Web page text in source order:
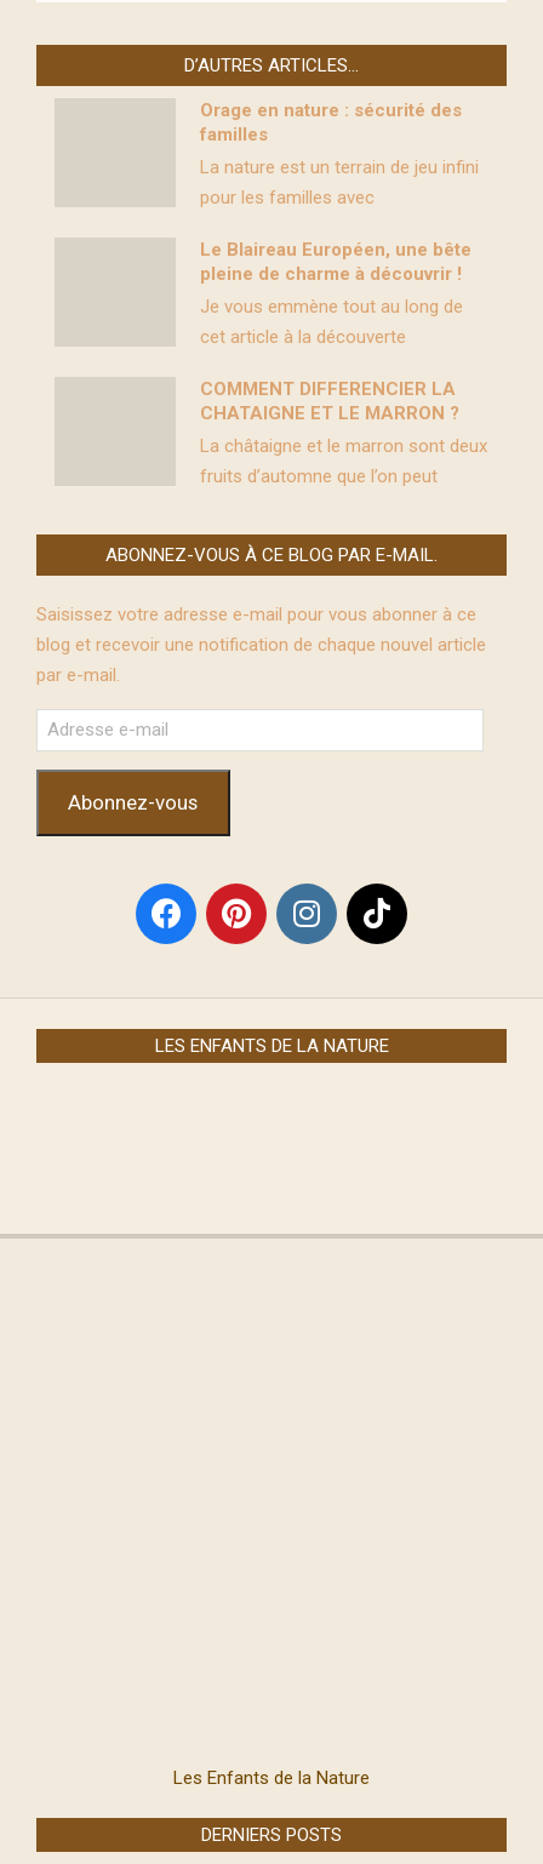
D’AUTRES ARTICLES…
Orage en nature : sécurité des
familles
La nature est un terrain de jeu infini
pour les familles avec
Le Blaireau Européen, une bête
pleine de charme à découvrir !
Je vous emmène tout au long de
cet article à la découverte
COMMENT DIFFERENCIER LA
CHATAIGNE ET LE MARRON ?
La châtaigne et le marron sont deux
fruits d’automne que l’on peut
ABONNEZ-VOUS À CE BLOG PAR E-MAIL.
Saisissez votre adresse e-mail pour vous abonner à ce
blog et recevoir une notification de chaque nouvel article
par e-mail.
Adresse
e-
mail
Abonnez-vous
LES ENFANTS DE LA NATURE
Les Enfants de la Nature
DERNIERS POSTS